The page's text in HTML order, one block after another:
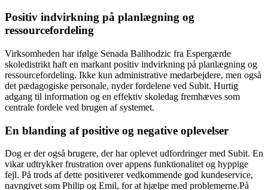
Positiv indvirkning på planlægning og
ressourcefordeling
Virksomheden har ifølge Senada Balihodzic fra Espergærde
skoledistrikt haft en markant positiv indvirkning på planlægning og
ressourcefordeling. Ikke kun administrative medarbejdere, men også
det pædagogiske personale, nyder fordelene ved Subit. Hurtig
adgang til information og en effektiv skoledag fremhæves som
centrale fordele ved brugen af systemet.
En blanding af positive og negative oplevelser
Dog er der også brugere, der har oplevet udfordringer med Subit. En
vikar udtrykker frustration over appens funktionalitet og hyppige
fejl. På trods af dette positiverer vedkommende god kundeservice,
navngivet som Philip og Emil, for at hjælpe med problemerne.På